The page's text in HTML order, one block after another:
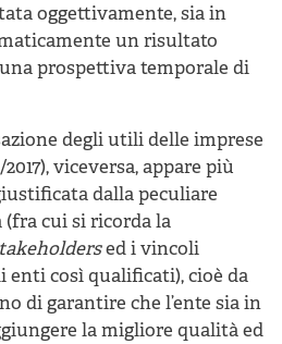
oggettivamente, sia in
un risultato
prospettiva temporale di
degli utili delle imprese
2017), viceversa, appare più
dalla peculiare
cui si ricorda la
ed i vincoli
così qualificati), cioè da
di garantire che l’ente sia in
la migliore qualità ed